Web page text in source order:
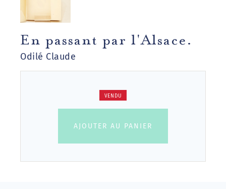
En passant par l'Alsace.
Odilé Claude
VENDU
AJOUTER AU PANIER